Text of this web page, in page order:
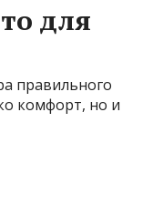
для
правильного
комфорт, но и